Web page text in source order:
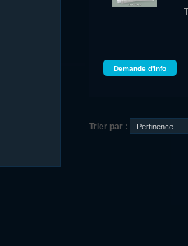
Demande d'info
Trier par :